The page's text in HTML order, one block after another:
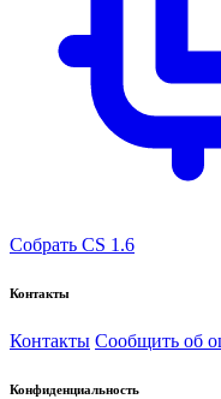
Собрать CS 1.6
Контакты
Контакты Сообщить об
Конфиденциальность